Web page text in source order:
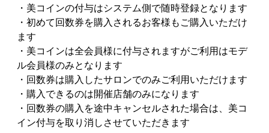
・美コインの付与はシステム側で随時登録となります
・初めて回数券を購入されるお客様もご購入いただけ
ます
・美コインは全会員様に付与されますがご利用はモデ
ル会員様のみとなります
・回数券は購入したサロンでのみご利用いただけます
・購入できるのは開催店舗のみになります
・回数券の購入を途中キャンセルされた場合は、美コ
イン付与を取り消しさせていただきます